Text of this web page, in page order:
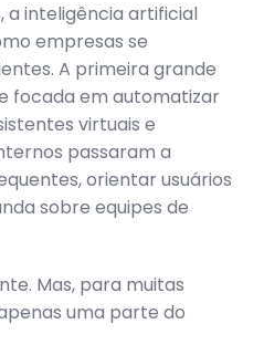
a inteligência artificial
empresas se
A primeira grande
focada em automatizar
virtuais e
passaram a
orientar usuários
sobre equipes de
Mas, para muitas
uma parte do